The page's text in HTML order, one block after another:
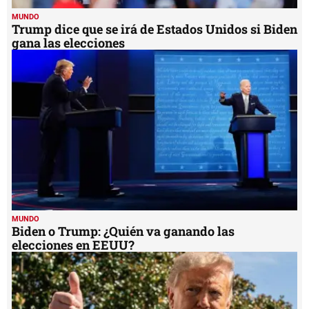
MUNDO
Trump dice que se irá de Estados Unidos si Biden
gana las elecciones
MUNDO
Biden o Trump: ¿Quién va ganando las
elecciones en EEUU?